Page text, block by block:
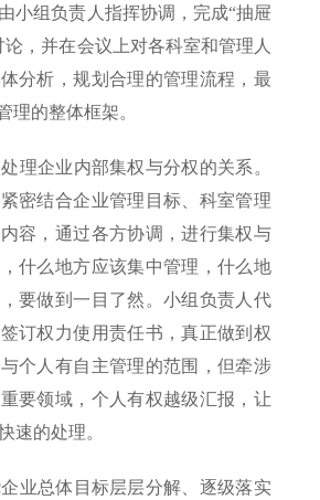
小组负责人指挥协调，完成“抽屉
论，并在会议上对各科室和管理人
分析，规划合理的管理流程，最
理的整体框架。
理企业内部集权与分权的关系。
密结合企业管理目标、科室管理
容，通过各方协调，进行集权与
什么地方应该集中管理，什么地
要做到一目了然。小组负责人代
订权力使用责任书，真正做到权
个人有自主管理的范围，但牵涉
要领域，个人有权越级汇报，让
速的处理。
业总体目标层层分解、逐级落实